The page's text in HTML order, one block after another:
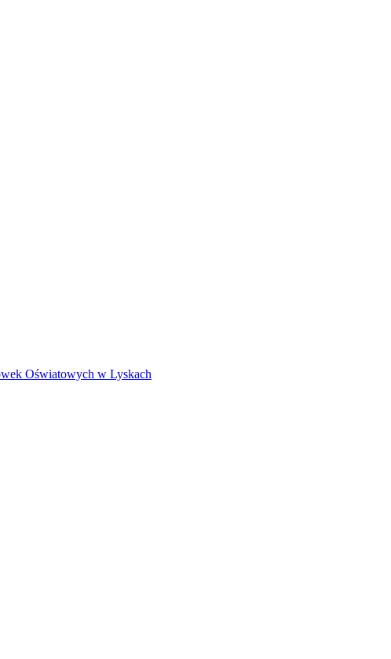
Oświatowych w Lyskach